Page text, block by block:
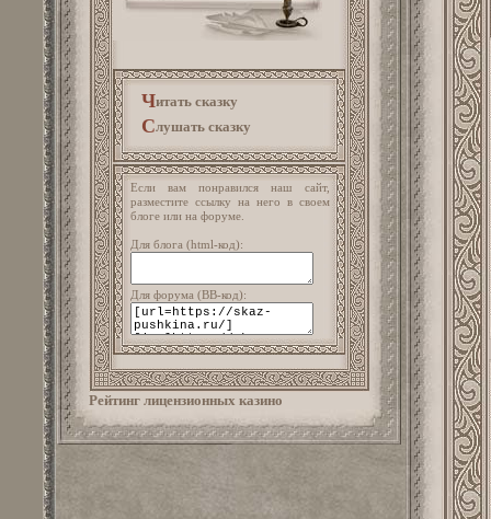
Читать сказку
Слушать сказку
Если вам понравился наш сайт,
разместите ссылку на него в своем
блоге или на форуме.
Для блога (html-код):
Для форума (ВВ-код):
Рейтинг лицензионных казино